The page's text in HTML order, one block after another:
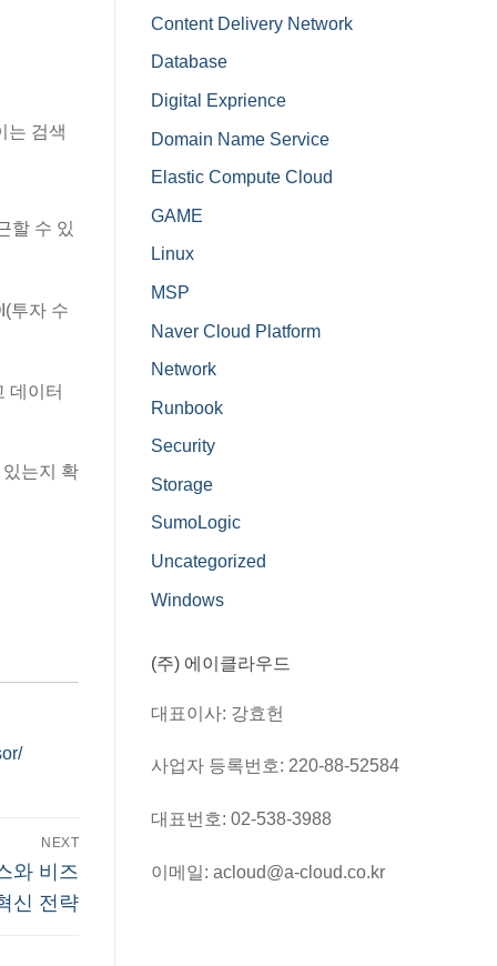
는 검색
할 수 있
투자 수
데이터
는지 확
NEXT
와 비즈
신 전략
Content Delivery Network
Database
Digital Exprience
Domain Name Service
Elastic Compute Cloud
GAME
Linux
MSP
Naver Cloud Platform
Network
Runbook
Security
Storage
SumoLogic
Uncategorized
Windows
(주) 에이클라우드
대표이사: 강효헌
사업자 등록번호: 220-88-52584
대표번호: 02-538-3988
이메일: acloud@a-cloud.co.kr